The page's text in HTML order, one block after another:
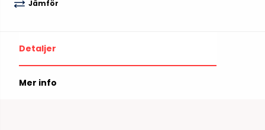
Jämför
Detaljer
Mer info